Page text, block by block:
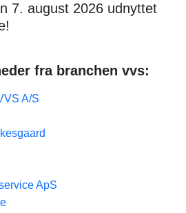
7. august 2026 udnyttet
fra branchen vvs:
A/S
ApS